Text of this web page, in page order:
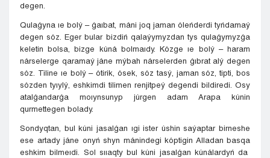
degen.
Qulaǵyna ıe bolý – ǵaıbat, máni joq jaman óleńderdi tyńdamaý
degen sóz. Eger bular bizdiń qalaýymyzdan tys qulaǵymyzǵa
keletin bolsa, bizge kúná bolmaıdy. Kózge ıe bolý – haram
nárselerge qaramaý jáne mýbah nárselerden ǵıbrat alý degen
sóz. Tiline ıe bolý – ótirik, ósek, sóz tasý, jaman sóz, tipti, bos
sózden tyıylý, eshkimdi tilimen renjitpeý degendi bildiredi. Osy
atalǵandarǵa moıynsunyp júrgen adam Arapa kúnin
qurmettegen bolady.
Sondyqtan, bul kúni jasalǵan ıgi ister úshin saýaptar birneshe
ese artady jáne onyń shyn mánindegi kóptigin Alladan basqa
eshkim bilmeıdi. Sol sııaqty bul kúni jasalǵan kúnálardyń da